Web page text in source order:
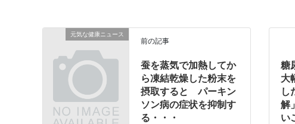
元気な健康ニュース
前の記事
蚕を蒸気で加熱してか
ら凍結乾燥した粉末を
摂取すると パーキン
ソン病の症状を抑制す
る・・・
糖
大
し
解
い